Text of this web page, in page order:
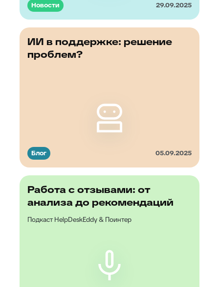
Новости 29.09.2025
ИИ в поддержке: решение
проблем?
Блог 05.09.2025
Работа с отзывами: от
анализа до рекомендаций
Подкаст HelpDeskEddy & Поинтер